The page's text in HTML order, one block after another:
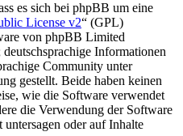
es sich bei phpBB um eine
License v2“ (GPL)
von phpBB Limited
deutschsprachige Informationen
Community unter
gestellt. Beide haben keinen
wie die Software verwendet
die Verwendung der Software
oder auf Inhalte